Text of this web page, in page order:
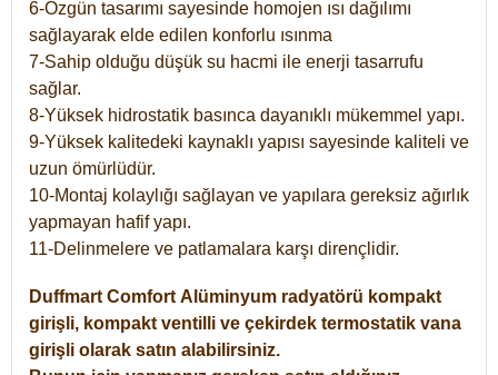
6-Özgün tasarımı sayesinde homojen ısı dağılımı
sağlayarak elde edilen konforlu ısınma
7-Sahip olduğu düşük su hacmi ile enerji tasarrufu
sağlar.
8-Yüksek hidrostatik basınca dayanıklı mükemmel yapı.
9-Yüksek kalitedeki kaynaklı yapısı sayesinde kaliteli ve
uzun ömürlüdür.
10-Montaj kolaylığı sağlayan ve yapılara gereksiz ağırlık
yapmayan hafif yapı.
11-Delinmelere ve patlamalara karşı dirençlidir.
Duffmart Comfort Alüminyum radyatörü kompakt
girişli, kompakt ventilli ve çekirdek termostatik vana
girişli olarak satın alabilirsiniz.